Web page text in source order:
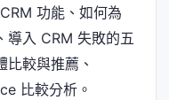
功能、如何為
導入 CRM 失敗的五
較與推薦、
比較分析。